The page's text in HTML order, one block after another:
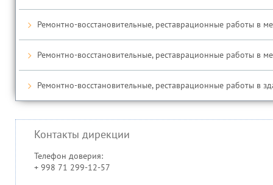
Ремонтно-восстановительные, реставрационные работы в
Ремонтно-восстановительные, реставрационные работы в
Ремонтно-восстановительные, реставрационные работы в
Контакты дирекции
Телефон доверия:
+ 998 71 299-12-57